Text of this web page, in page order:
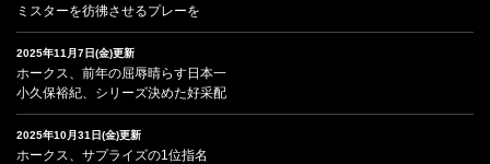
ミスターを彷彿させるプレーを
2025年11月7日(金)更新
ホークス、前年の屈辱晴らす日本一
小久保裕紀、シリーズ決めた好采配
2025年10月31日(金)更新
ホークス、サプライズの1位指名